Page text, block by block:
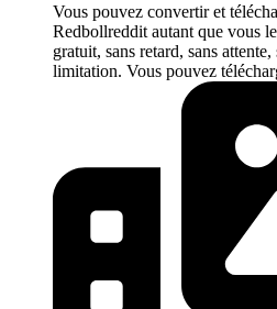
Vous pouvez convertir et
Redbollreddit autant que vous
gratuit, sans retard, sans
limitation. Vous pouvez